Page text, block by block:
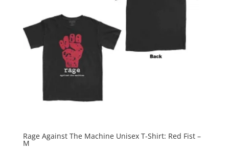
Rage Against The Machine Unisex T-Shirt: Red Fist –
M